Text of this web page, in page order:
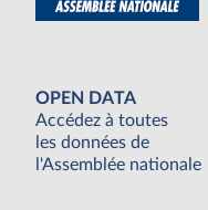
OPEN DATA
Accédez à toutes
les données de
l'Assemblée nationale